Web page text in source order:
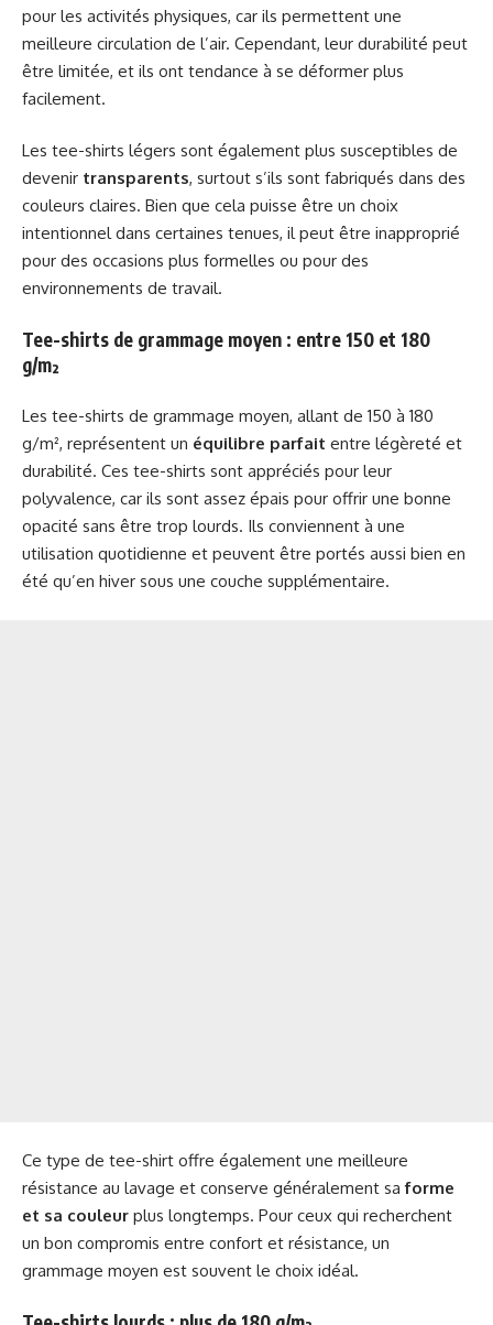
pour les activités physiques, car ils permettent une
meilleure circulation de l’air. Cependant, leur durabilité peut
être limitée, et ils ont tendance à se déformer plus
facilement.
Les tee-shirts légers sont également plus susceptibles de
devenir transparents, surtout s’ils sont fabriqués dans des
couleurs claires. Bien que cela puisse être un choix
intentionnel dans certaines tenues, il peut être inapproprié
pour des occasions plus formelles ou pour des
environnements de travail.
Tee-shirts de grammage moyen : entre 150 et 180
g/m²
Les tee-shirts de grammage moyen, allant de 150 à 180
g/m², représentent un équilibre parfait entre légèreté et
durabilité. Ces tee-shirts sont appréciés pour leur
polyvalence, car ils sont assez épais pour offrir une bonne
opacité sans être trop lourds. Ils conviennent à une
utilisation quotidienne et peuvent être portés aussi bien en
été qu’en hiver sous une couche supplémentaire.
Ce type de tee-shirt offre également une meilleure
résistance au lavage et conserve généralement saforme
et sa couleur plus longtemps. Pour ceux qui recherchent
un bon compromis entre confort et résistance, un
grammage moyen est souvent le choix idéal.